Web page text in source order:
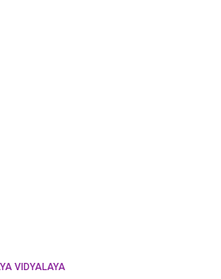
VIDYALAYA